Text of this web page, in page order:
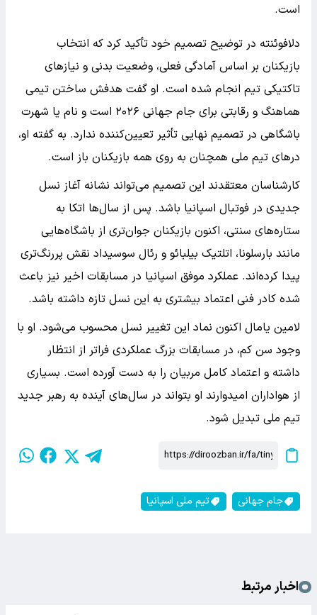
است.
دلافوئنته در توضیح تصمیم خود تأکید کرد که انتخاب
بازیکنان بر اساس آمادگی فعلی، وضعیت بدنی و نیازهای
تاکتیکی تیم انجام شده است. او گفت هدفش ساختن تیمی
هماهنگ و رقابتی برای جام جهانی ۲۰۲۶ است و نام یا شهرت
باشگاهی در تصمیم نهایی تأثیر تعیین‌کننده ندارد. به گفته او،
درهای تیم ملی همچنان به روی همه بازیکنان باز است.
کارشناسان معتقدند این تصمیم می‌تواند نشانه آغاز نسل
جدیدی در فوتبال اسپانیا باشد. پس از سال‌ها اتکا به
ستاره‌های سنتی، اکنون بازیکنان جوان‌تری از باشگاه‌هایی
مانند بارسلونا، اتلتیک بیلبائو و رئال سوسیداد نقش پررنگ‌تری
پیدا کرده‌اند. عملکرد موفق اسپانیا در مسابقات اخیر نیز باعث
شده کادر فنی اعتماد بیشتری به این نسل تازه داشته باشد.
لامین یامال اکنون نماد این تغییر نسل محسوب می‌شود. او با
وجود سن کم، در مسابقات بزرگ عملکردی فراتر از انتظار
داشته و اعتماد کامل مربیان را به دست آورده است. بسیاری
از هواداران امیدوارند او بتواند در سال‌های آینده به رهبر جدید
تیم ملی تبدیل شود.
جام جهانی تیم ملی اسپانیا
اخبار مرتبط